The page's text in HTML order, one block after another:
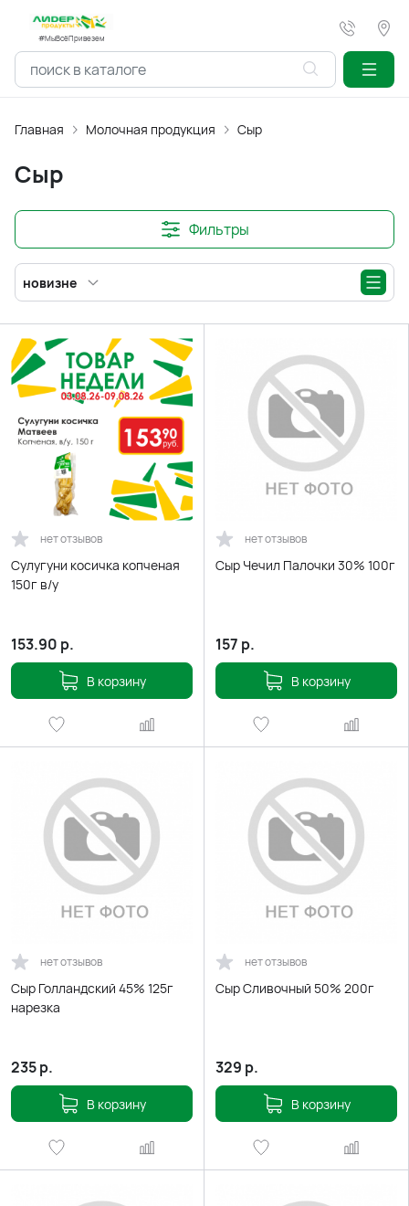
#МыВсёПривезем
Главная Молочная продукция Сыр
Сыр
Фильтры
новизне
нет отзывов
Сулугуни косичка копченая
150г в/у
153.90 р.
В корзину
нет отзывов
Сыр Чечил Палочки 30% 100г
157 р.
В корзину
нет отзывов
Сыр Голландский 45% 125г
нарезка
235р.
В корзину
нет отзывов
Сыр Сливочный 50% 200г
329 р.
В корзину